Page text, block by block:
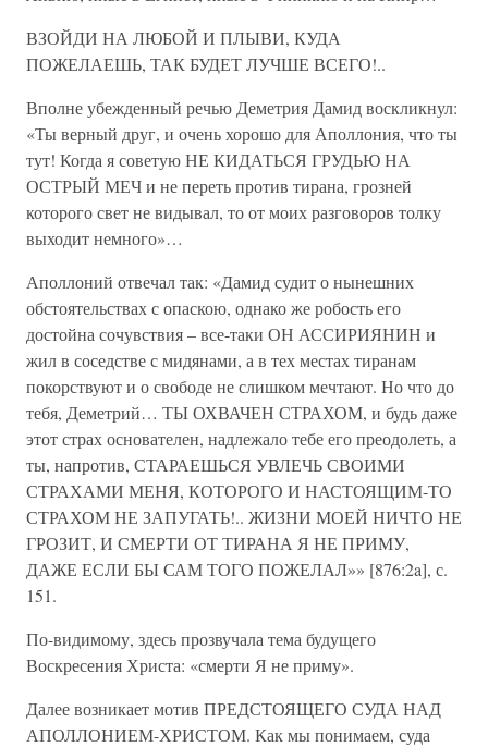
ВЗОЙДИ НА ЛЮБОЙ И ПЛЫВИ, КУДА
ПОЖЕЛАЕШЬ, ТАК БУДЕТ ЛУЧШЕ ВСЕГО!..
Вполне убежденный речью Деметрия Дамид воскликнул:
«Ты верный друг, и очень хорошо для Аполлония, что ты
тут! Когда я советую НЕ КИДАТЬСЯ ГРУДЬЮ НА
ОСТРЫЙ МЕЧ и не переть против тирана, грозней
которого свет не видывал, то от моих разговоров толку
выходит немного»…
Аполлоний отвечал так: «Дамид судит о нынешних
обстоятельствах с опаскою, однако же робость его
достойна сочувствия – все-таки ОН АССИРИЯНИН и
жил в соседстве с мидянами, а в тех местах тиранам
покорствуют и о свободе не слишком мечтают. Но что до
тебя, Деметрий… ТЫ ОХВАЧЕН СТРАХОМ, и будь даже
этот страх основателен, надлежало тебе его преодолеть, а
ты, напротив, СТАРАЕШЬСЯ УВЛЕЧЬ СВОИМИ
СТРАХАМИ МЕНЯ, КОТОРОГО И НАСТОЯЩИМ-ТО
СТРАХОМ НЕ ЗАПУГАТЬ!.. ЖИЗНИ МОЕЙ НИЧТО НЕ
ГРОЗИТ, И СМЕРТИ ОТ ТИРАНА Я НЕ ПРИМУ,
ДАЖЕ ЕСЛИ БЫ САМ ТОГО ПОЖЕЛАЛ»» [876:2a], с.
151.
По-видимому, здесь прозвучала тема будущего
Воскресения Христа: «смерти Я не приму».
Далее возникает мотив ПРЕДСТОЯЩЕГО СУДА НАД
АПОЛЛОНИЕМ-ХРИСТОМ. Как мы понимаем, суда